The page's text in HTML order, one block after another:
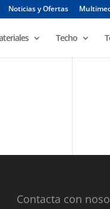
Noticias y Ofertas
Techo
Contacta con